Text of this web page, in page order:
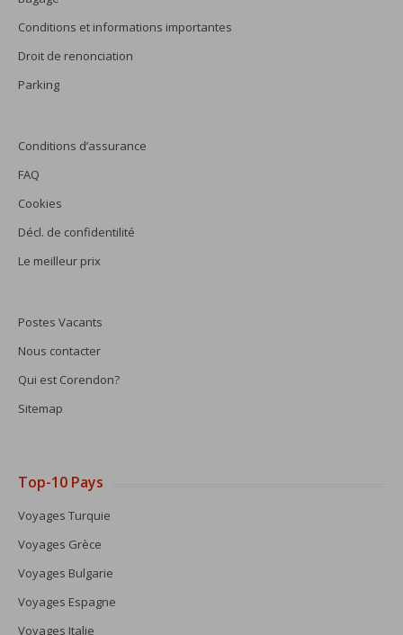
Conditions et informations importantes
Droit de renonciation
Parking
Conditions d’assurance
FAQ
Cookies
Décl. de confidentilité
Le meilleur prix
Postes Vacants
Nous contacter
Qui est Corendon?
Sitemap
Top-10 Pays
Voyages Turquie
Voyages Grèce
Voyages Bulgarie
Voyages Espagne
Voyages Italie